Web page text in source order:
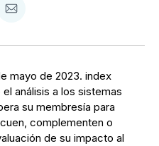
Compartir
Email
mayo de 2023. index
análisis a los sistemas
su membresía para
complementen o
de su impacto al